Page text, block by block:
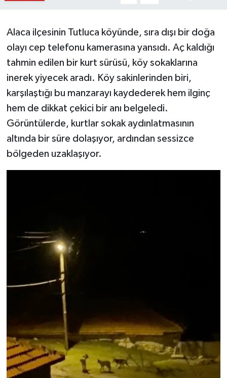
Alaca ilçesinin Tutluca köyünde, sıra dışı bir doğa
olayı cep telefonu kamerasına yansıdı. Aç kaldığı
tahmin edilen bir kurt sürüsü, köy sokaklarına
inerek yiyecek aradı. Köy sakinlerinden biri,
karşılaştığı bu manzarayı kaydederek hem ilginç
hem de dikkat çekici bir anı belgeledi.
Görüntülerde, kurtlar sokak aydınlatmasının
altında bir süre dolaşıyor, ardından sessizce
bölgeden uzaklaşıyor.
Küre Haberleri
Merkez Haberleri
Pınarbaşı Haberleri
Şenpazar Haberleri
Seydiler Haberleri
Ulusal Haberler
Teknoloji Haberleri
Siyaset Haberleri
Dünya Haberleri
Yerel Haberler
Haber Arşivi